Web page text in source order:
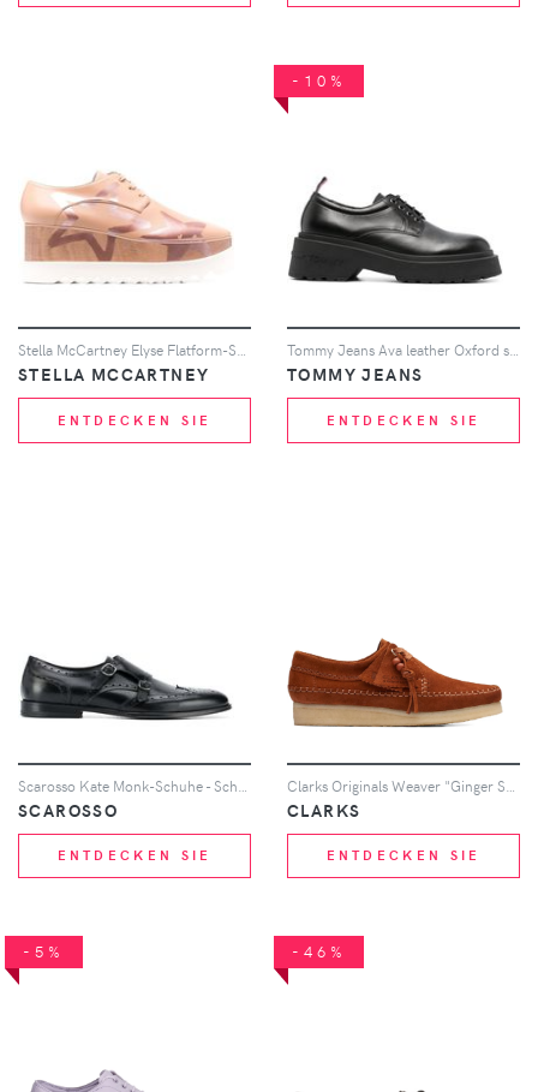
Stella McCartney Elyse Flatform-Sneakers - Rosa
STELLA MCCARTNEY
ENTDECKEN SIE
-10%
Tommy Jeans Ava leather Oxford shoes - Schwarz
TOMMY JEANS
ENTDECKEN SIE
SCAROSSO
ENTDECKEN SIE
CLARKS
ENTDECKEN SIE
-5% -46%